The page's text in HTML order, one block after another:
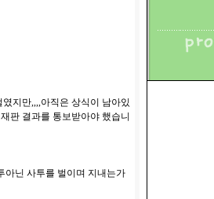
지만,,,,아직은 상식이 남아있
판 결과를 통보받아야 했습니
아닌 사투를 벌이며 지내는가